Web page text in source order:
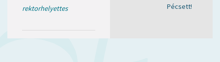
rektorhelyettes
Pécsett!